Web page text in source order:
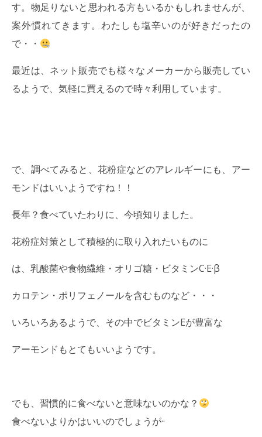
す。物足りないと思われる方もいるかもしれませんが、
案外慣れてきます。わたしも塩辛いのが好きだったの
で・・
最近は、ネット販売でも様々なメーカーから販売してい
るようで、気軽に買えるので時々利用しています。
で、調べてみると、花粉症などのアレルギーにも、アー
モンドはいいようですね！！
長年？食べていたわりに、今頃知りました。
花粉症対策として積極的に取り入れたいものに
は、乳酸菌や食物繊維・オリゴ糖・ビタミンC·E·β
カロテン・ポリフェノールを含むものなど・・・
いろいろあるようで、その中でビタミンEが豊富な
アーモンドもとてもいいようです。
でも、習慣的に食べないと意味ないのかな？
食べないよりかはいいのでしょうが··